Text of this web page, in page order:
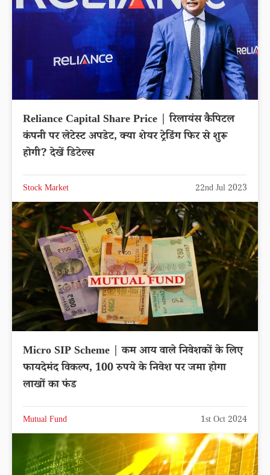
Reliance Capital Share Price | रिलायंस कैपिटल
कंपनी पर लेटेस्ट अपडेट, क्या शेयर ट्रेडिंग फिर से शुरू
होगी? देखें डिटेल्स
Stock Market 22nd Jul 2023
Micro SIP Scheme | कम आय वाले निवेशकों के लिए
फायदेमंद विकल्प, 100 रुपये के निवेश पर जमा होगा
लाखों का फंड
Mutual Fund 1st Oct 2024